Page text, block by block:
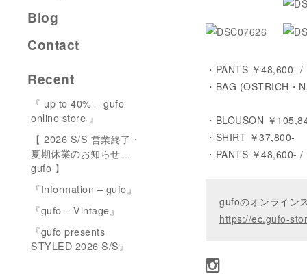
・PANTS ￥48,600-
・BAG (OSTRICH
・BLOUSON ￥
・SHIRT ￥37,800-
・PANTS ￥48,600-
gufoのオンライン
https://ec.gufo-
Blog
Contact
Recent
『 up to 40% – gufo
online store 』
【 2026 S/S 営業終了・
夏期休業のお知らせ –
gufo 】
『Information – gufo』
『gufo – Vintage』
『gufo presents
STYLED 2026 S/S』